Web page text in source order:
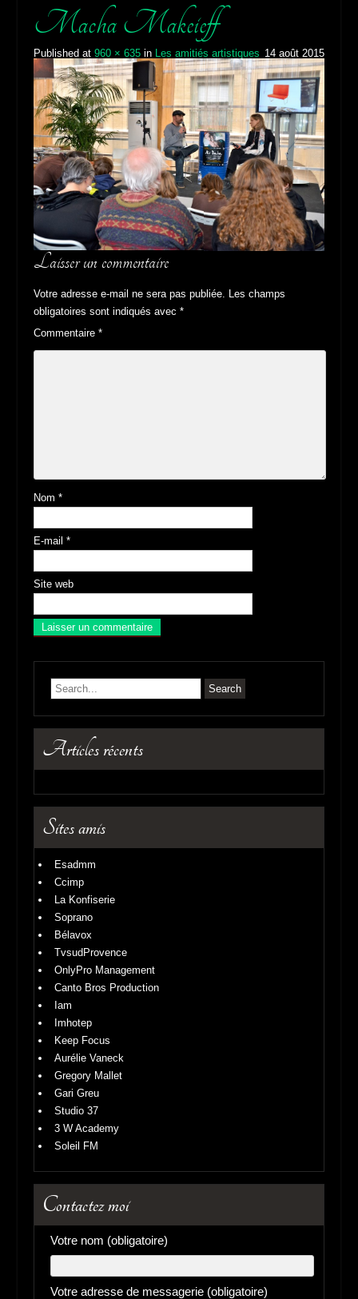
Macha Makeieff
Published 14 août 2015
at960 × 635 in Les amitiés artistiques
Laisser un commentaire
Votre adresse e-mail ne sera pas publiée. Les champs
obligatoires sont indiqués avec*
Commentaire*
Nom*
E-mail*
Site web
Articles récents
Sites amis
Esadmm
Ccimp
La Konfiserie
Soprano
Bélavox
TvsudProvence
OnlyPro Management
Canto Bros Production
Iam
Imhotep
Keep Focus
Aurélie Vaneck
Gregory Mallet
Gari Greu
Studio 37
3 W Academy
Soleil FM
Contactez moi
Votre nom (obligatoire)
Votre adresse de messagerie (obligatoire)